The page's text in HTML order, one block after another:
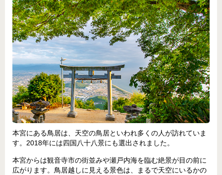
本宮にある鳥居は、天空の鳥居といわれ多くの人が訪れていま
す。2018年には四国八十八景にも選出されました。
本宮からは観音寺市の街並みや瀬戸内海を臨む絶景が目の前に
広がります。鳥居越しに見える景色は、まるで天空にいるかの